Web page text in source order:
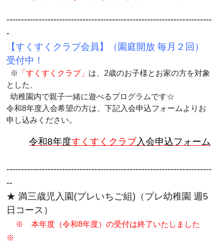
----------------------------------------------------------------------
-
【すくすくクラブ会員】（園庭開放 毎月２回）
受付中！
※ 「すくすくクラブ」 は、2歳のお子様とお家の方を対象
とした、
幼稚園内で親子一緒に遊べるプログラムです☆
令和8年度入会希望の方は、下記入会申込フォームより お
申し込みください。
令和8年度すくすくクラブ入会申込フォーム
----------------------------------------------------------------------
--
★ 満三歳児入園(プレいちご組)（プレ幼稚園 週5
日コース）
※ 本年度（令和8年度）の受付は終了いたしました
※